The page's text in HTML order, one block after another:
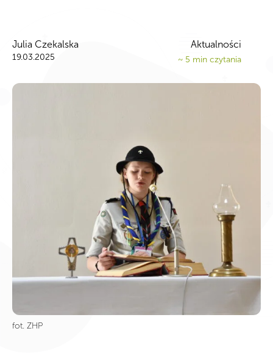
Julia Czekalska
19.03.2025
Aktualności
~ 5 min czytania
fot. ZHP